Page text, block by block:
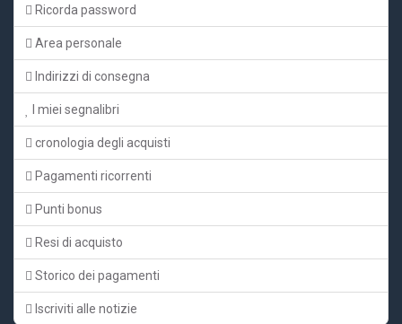
Ricorda password
Area personale
Indirizzi di consegna
I miei segnalibri
cronologia degli acquisti
Pagamenti ricorrenti
Punti bonus
Resi di acquisto
Storico dei pagamenti
Iscriviti alle notizie